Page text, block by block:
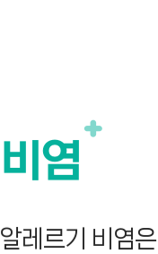
비염
알레르기 비염은